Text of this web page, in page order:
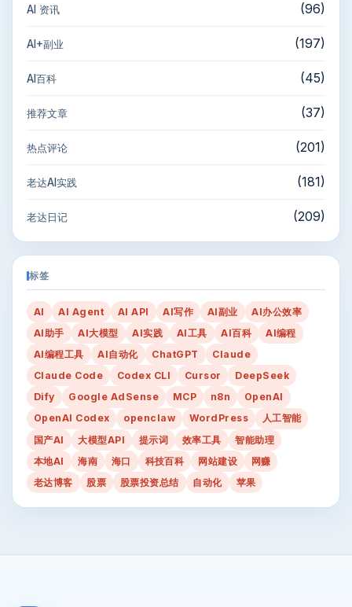
AI 资讯 (96)
AI+副业 (197)
AI百科 (45)
推荐文章 (37)
热点评论 (201)
老达AI实践 (181)
老达日记 (209)
标签
AI AI Agent AI API AI写作 AI副业
AI办公效率
AI助手
AI大模型 AI实践 AI工具 AI百科
AI编程
AI编程工具
AI自动化 ChatGPT
Claude
Claude Code
Codex CLI Cursor
DeepSeek
Dify
Google AdSense MCP n8n
OpenAI
OpenAI Codex
openclaw WordPress
人工智能
国产AI
大模型API 提示词 效率工具
智能助理
本地AI
海南 海口 科技百科 网站建设
网赚
老达博客
股票 股票投资总结 自动化 苹果